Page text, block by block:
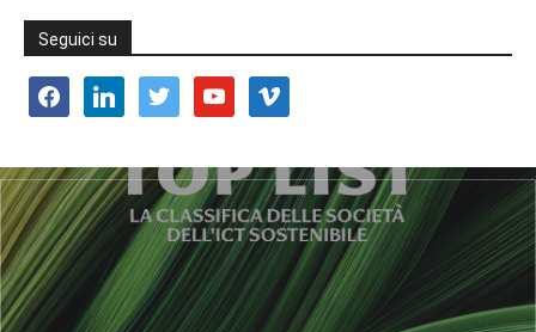
Seguici su
facebooklinkedin twitter youtube vimeo